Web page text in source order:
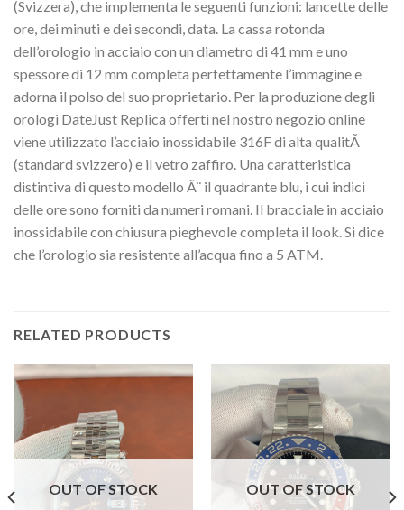
(Svizzera), che implementa le seguenti funzioni: lancette delle
ore, dei minuti e dei secondi, data. La cassa rotonda
dell’orologio in acciaio con un diametro di 41 mm e uno
spessore di 12 mm completa perfettamente l’immagine e
adorna il polso del suo proprietario. Per la produzione degli
orologi DateJust Replica offerti nel nostro negozio online
viene utilizzato l’acciaio inossidabile 316F di alta qualitÃ
(standard svizzero) e il vetro zaffiro. Una caratteristica
distintiva di questo modello Ã¨ il quadrante blu, i cui indici
delle ore sono forniti da numeri romani. Il bracciale in acciaio
inossidabile con chiusura pieghevole completa il look. Si dice
che l’orologio sia resistente all’acqua fino a 5 ATM.
RELATED PRODUCTS
OUT OF STOCK OUT OF STOCK